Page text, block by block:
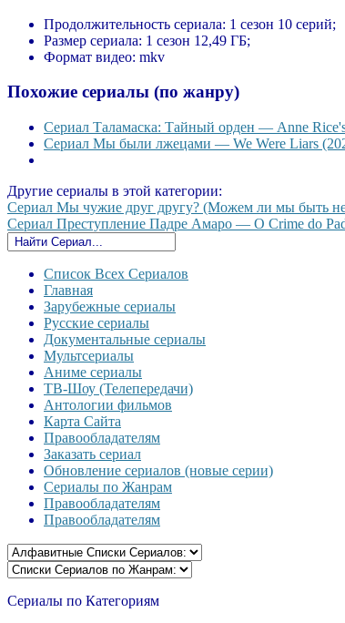
Продолжительность сериала: 1 сезон 10 серий;
Размер сериала: 1 сезон 12,49 ГБ;
Формат видео: mkv
Похожие сериалы (по жанру)
Сериал Таламаска: Тайный орден — Anne Rice's
Сериал Мы были лжецами — We Were Liars
Другие сериалы в этой категории:
Сериал Мы чужие друг другу? (Можем ли мы быть
Сериал Преступление Падре Амаро — O Crime do
Список Всех Сериалов
Главная
Зарубежные сериалы
Русские сериалы
Документальные сериалы
Мультсериалы
Аниме сериалы
ТВ-Шоу (Телепередачи)
Антологии фильмов
Карта Сайта
Правообладателям
Заказать сериал
Обновление сериалов (новые серии)
Сериалы по Жанрам
Правообладателям
Правообладателям
Сериалы по Категориям